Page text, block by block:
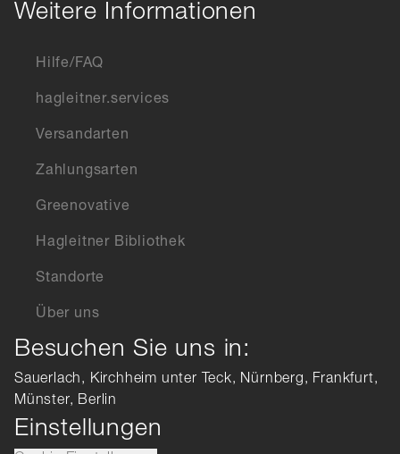
Weitere Informationen
Hilfe/FAQ
hagleitner.services
Versandarten
Zahlungsarten
Greenovative
Hagleitner Bibliothek
Standorte
Über uns
Besuchen Sie uns in:
Sauerlach, Kirchheim unter Teck, Nürnberg, Frankfurt,
Münster, Berlin
Einstellungen